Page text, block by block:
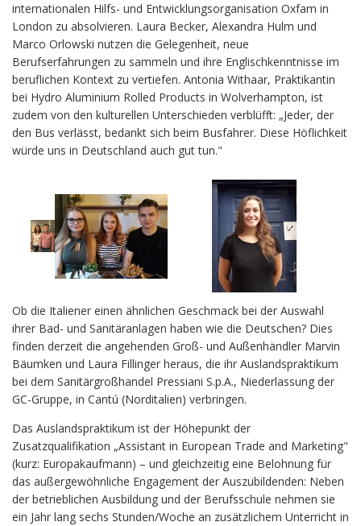
internationalen Hilfs- und Entwicklungsorganisation Oxfam in
London zu absolvieren. Laura Becker, Alexandra Hulm und
Marco Orlowski nutzen die Gelegenheit, neue
Berufserfahrungen zu sammeln und ihre Englischkenntnisse im
beruflichen Kontext zu vertiefen. Antonia Withaar, Praktikantin
bei Hydro Aluminium Rolled Products in Wolverhampton, ist
zudem von den kulturellen Unterschieden verblüfft: „Jeder, der
den Bus verlässt, bedankt sich beim Busfahrer. Diese Höflichkeit
würde uns in Deutschland auch gut tun."
Ob die Italiener einen ähnlichen Geschmack bei der Auswahl
ihrer Bad- und Sanitäranlagen haben wie die Deutschen? Dies
finden derzeit die angehenden Groß- und Außenhändler Marvin
Bäumken und Laura Fillinger heraus, die ihr Auslandspraktikum
bei dem Sanitärgroßhandel Pressiani S.p.A., Niederlassung der
GC-Gruppe, in Cantú (Norditalien) verbringen.
Das Auslandspraktikum ist der Höhepunkt der
Zusatzqualifikation „Assistant in European Trade and Marketing"
(kurz: Europakaufmann) – und gleichzeitig eine Belohnung für
das außergewöhnliche Engagement der Auszubildenden: Neben
der betrieblichen Ausbildung und der Berufsschule nehmen sie
ein Jahr lang sechs Stunden/Woche an zusätzlichem Unterricht in